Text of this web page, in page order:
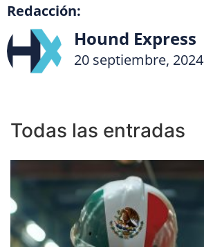
Redacción:
Hound Express
20 septiembre, 2024
Todas las entradas